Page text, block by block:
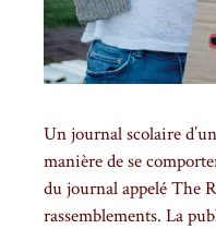
Un journal scolaire
manière de se
du journal appelé The
rassemblements. La